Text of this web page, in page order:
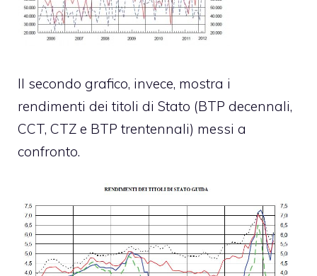
Il secondo grafico, invece, mostra i
rendimenti dei titoli di Stato (BTP decennali,
CCT, CTZ e BTP trentennali) messi a
confronto.